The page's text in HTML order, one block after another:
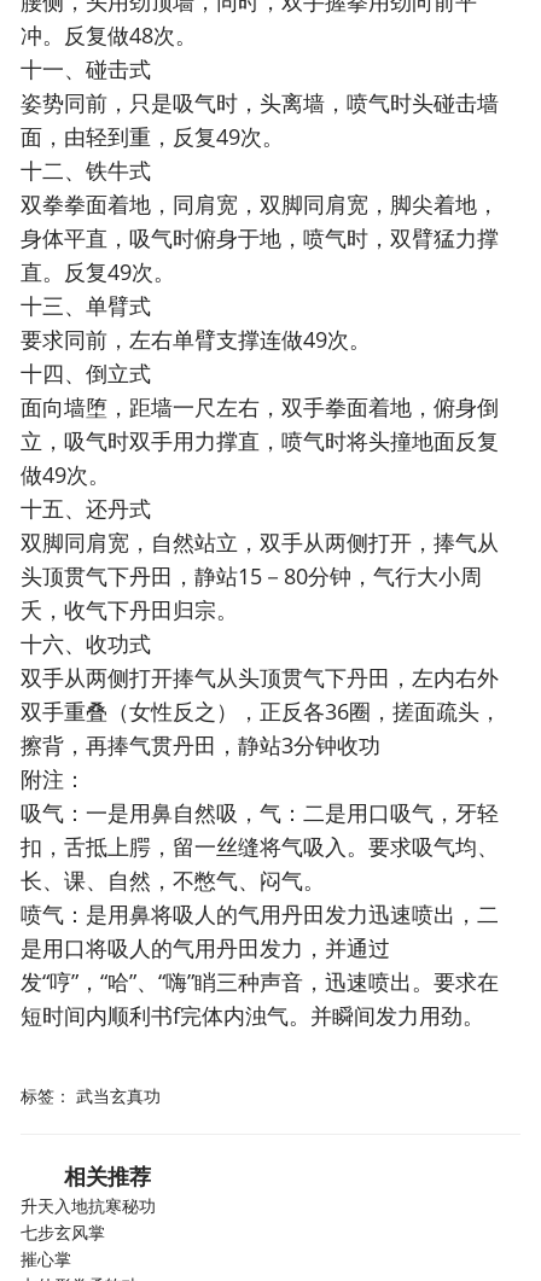
冲。反复做48次。
十一、碰击式
姿势同前，只是吸气时，头离墙，喷气时头碰击墙
面，由轻到重，反复49次。
十二、铁牛式
双拳拳面着地，同肩宽，双脚同肩宽，脚尖着地，
身体平直，吸气时俯身于地，喷气时，双臂猛力撑
直。反复49次。
十三、单臂式
要求同前，左右单臂支撑连做49次。
十四、倒立式
面向墙堕，距墙一尺左右，双手拳面着地，俯身倒
立，吸气时双手用力撑直，喷气时将头撞地面反复
做49次。
十五、还丹式
双脚同肩宽，自然站立，双手从两侧打开，捧气从
头顶贯气下丹田，静站15－80分钟，气行大小周
夭，收气下丹田归宗。
十六、收功式
双手从两侧打开捧气从头顶贯气下丹田，左内右外
双手重叠（女性反之），正反各36圈，搓面疏头，
擦背，再捧气贯丹田，静站3分钟收功
附注：
吸气：一是用鼻自然吸，气：二是用口吸气，牙轻
扣，舌抵上腭，留一丝缝将气吸入。要求吸气均、
长、课、自然，不憋气、闷气。
喷气：是用鼻将吸人的气用丹田发力迅速喷出，二
是用口将吸人的气用丹田发力，并通过
发“哼”，“哈”、“嗨”睄三种声音，迅速喷出。要求在
短时间内顺利书f完体内浊气。并瞬间发力用劲。
标签： 武当玄真功
相关推荐
升天入地抗寒秘功
七步玄风掌
摧心掌